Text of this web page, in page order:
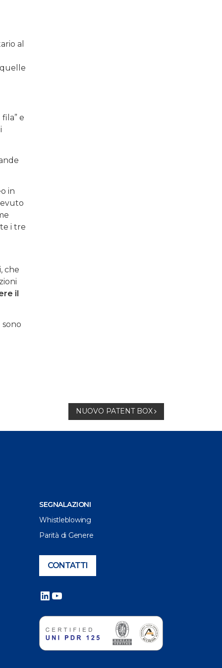
al
e
in
i tre
che
il
NUOVO PATENT BOX
SEGNALAZIONI
Whistleblowing
Parità di Genere
CONTATTI
LinkedIn
YouTube